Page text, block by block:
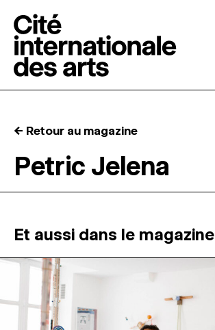
RÉSIDENCES ↓
ATELIERS OUVERTS
PROGRAMMATION
MAGAZINE
← Retour au magazine
Petric Jelena
Et aussi dans le magazine